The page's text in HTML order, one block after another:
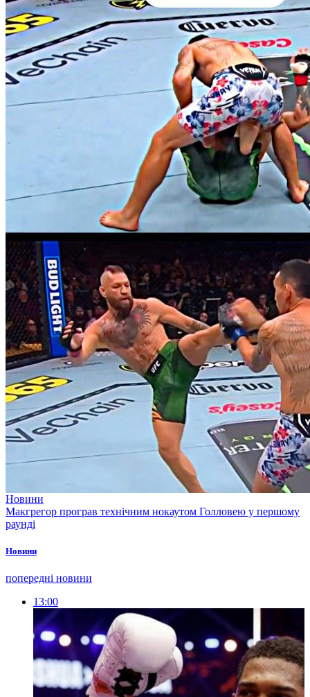
Новини
Макгрегор програв технічним нокаутом Голловею у першому
раунді
Новини
попередні новини
13:00